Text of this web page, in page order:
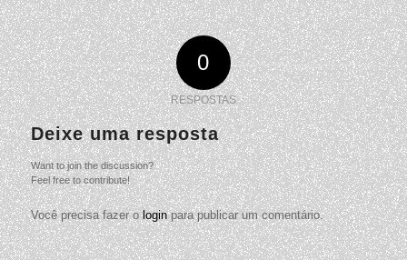
0
RESPOSTAS
Deixe uma resposta
Want to join the discussion?
Feel free to contribute!
Você precisa fazer ologinpara publicar um comentário.